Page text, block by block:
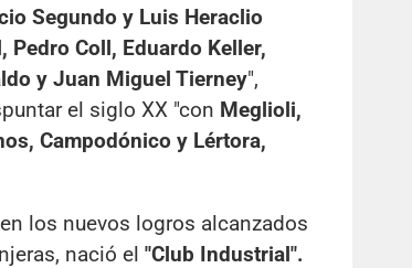
Segundo y Luis Heraclio
Pedro Coll, Eduardo Keller,
y Juan Miguel Tierney",
el siglo XX "con Meglioli,
Campodónico y Lértora,
los nuevos logros alcanzados
nació el "Club Industrial".